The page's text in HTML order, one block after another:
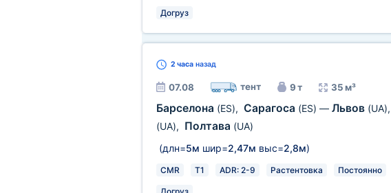
Догруз
2 часаназад
07.08 тент 9 т 35 м³
Барселона (ES), Сарагоса (ES) — Львов (UA),
(UA), Полтава (UA)
(длн=5м шир=2,47м выс=2,8м)
CMR T1 ADR: 2-9 Растентовка Постоянно